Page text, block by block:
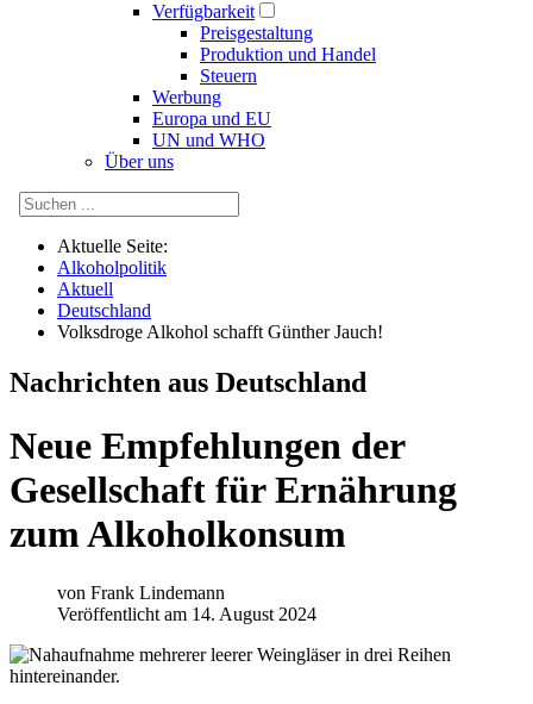
Verfügbarkeit
Preisgestaltung
Produktion und Handel
Steuern
Werbung
Europa und EU
UN und WHO
Über uns
Aktuelle Seite:
Alkoholpolitik
Aktuell
Deutschland
Volksdroge Alkohol schafft Günther Jauch!
Nachrichten aus Deutschland
Neue Empfehlungen der
Gesellschaft für Ernährung
zum Alkoholkonsum
von Frank Lindemann
Veröffentlicht am 14. August 2024